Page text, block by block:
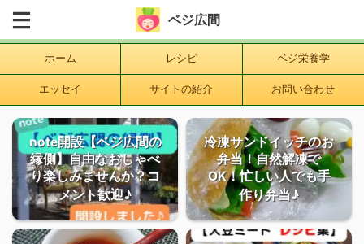
ベジ広間
ホーム レシピ ベジ栄養学
エッセイ サイトの紹介 お問い合わせ
note開設【ベジ広間の
縁側】自由なおしゃべ
り楽しみませんか？コ
メント歓迎♪
冷凍サンドイッチのお
弁当！自然解凍で
OK！忙しい人でも手
作り弁当♪